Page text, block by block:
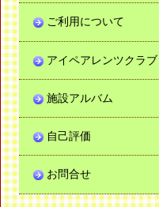
ご利用について
アイペアレンツクラブ
施設アルバム
自己評価
お問合せ